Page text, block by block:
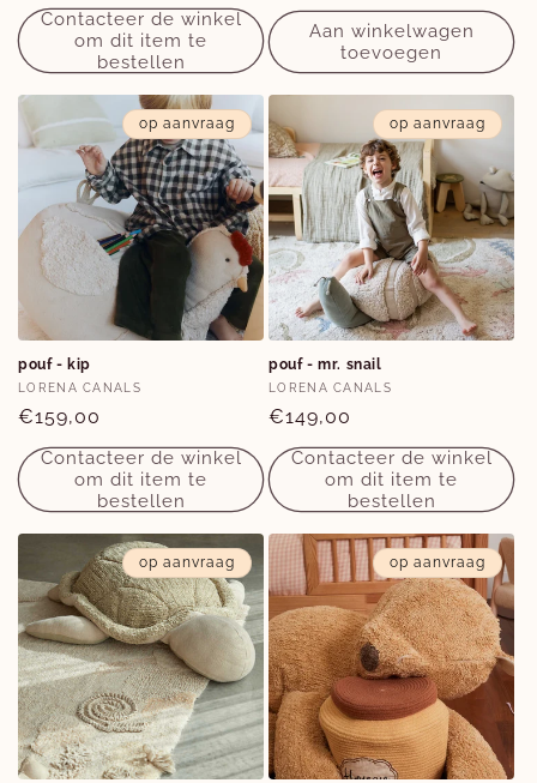
prijs
Contacteer de winkel
om dit item te
bestellen
prijs
Aan winkelwagen
toevoegen
op aanvraag
pouf - kip
Verkoper:
LORENA CANALS
Normale
prijs
€159,00
Contacteer de winkel
om dit item te
bestellen
op aanvraag
pouf - mr. snail
Verkoper:
LORENA CANALS
Normale
prijs
€149,00
Contacteer de winkel
om dit item te
bestellen
op aanvraag op aanvraag